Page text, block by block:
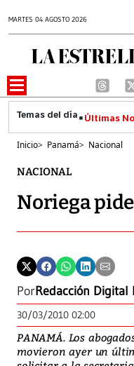
MARTES 04 AGOSTO 2026
Últimas
Inicio> Panamá> Nacional
NACIONAL
Noriega
PorRedacción Digital
30/03/2010 02:00
PANAMÁ. Los
movieron ayer un